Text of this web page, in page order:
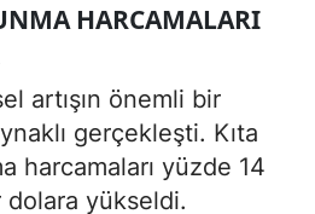
HARCAMALARI
artışın önemli bir
gerçekleşti. Kıta
harcamaları yüzde 14
yükseldi.